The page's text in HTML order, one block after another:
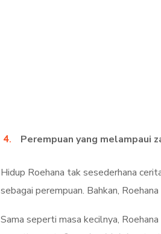
Perempuan yang melampaui
Hidup Roehana tak sesederhana
sebagai perempuan. Bahkan,
Sama seperti masa kecilnya,